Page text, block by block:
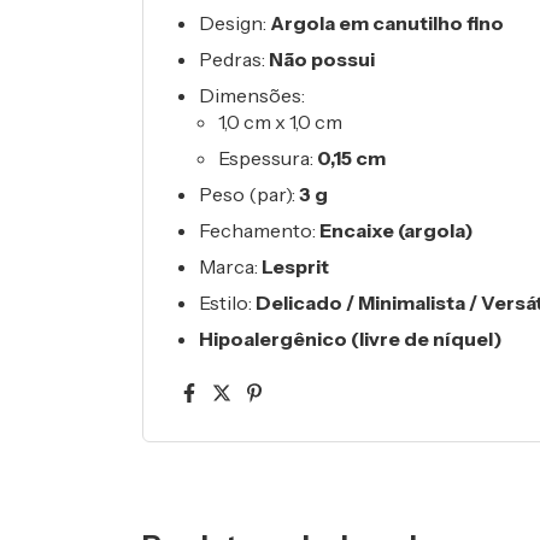
Design: Argola em canutilho fino
Pedras: Não possui
Dimensões:
1,0 cm x 1,0 cm
Espessura: 0,15 cm
Peso (par): 3 g
Fechamento: Encaixe (argola)
Marca: Lesprit
Estilo: Delicado / Minimalista /
Hipoalergênico (livre de níquel)